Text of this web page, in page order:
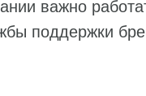
важно
поддержки